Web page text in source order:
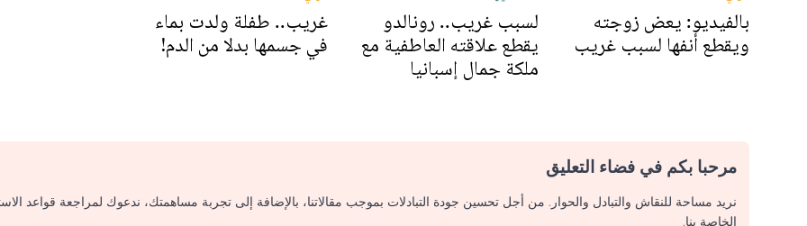
بالفيديو: يعض زوجته
ويقطع أنفها لسبب غريب
لسبب غريب.. رونالدو
يقطع علاقته العاطفية مع
ملكة جمال إسبانيا
غريب.. طفلة ولدت بماء
في جسمها بدلا من الدم!
مرحبا بكم في فضاء التعليق
نريد مساحة للنقاش والتبادل والحوار. من أجل تحسين جودة التبادلات بموجب مقالاتنا، بالإضافة إلى تجربة مساهمتك، ندعوك لمراجعة قواعد
الخاصة بنا.